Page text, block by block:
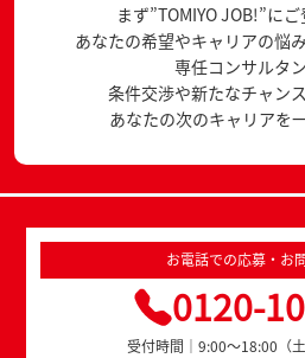
まず”TOMIYO JOB!”にご
あなたの希望やキャリアの悩
専任コンサルタン
条件交渉や新たなチャン
あなたの次のキャリアを
お電話での応募・お
0120-
受付時間｜9:00～18:00（